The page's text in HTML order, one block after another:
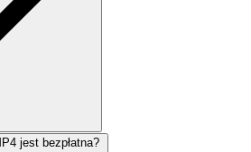
jest bezpłatna?